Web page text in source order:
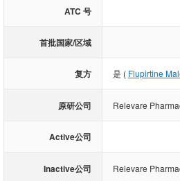
ATC 号
首批国家/区域
复方 是 ( Flupirtine
原研公司 Relevare
Active公司
Inactive公司 Relevare